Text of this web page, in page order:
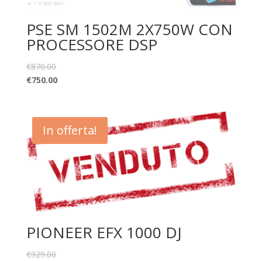
PSE SM 1502M 2X750W CON
PROCESSORE DSP
€870.00
€750.00
In offerta!
PIONEER EFX 1000 DJ
€929.00